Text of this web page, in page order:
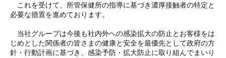
これを受けて、所管保健所の指導に基づき濃厚接触者の特定と
必要な措置を進めております。
当社グループは今後も社内外への感染拡大の防止とお客様をは
じめとした関係者の皆さまの健康と安全を最優先として政府の方
針・行動計画に基づき、感染予防・拡大防止に取り組んでまいり